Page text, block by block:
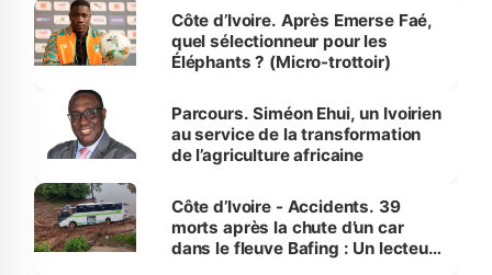
Côte d’Ivoire. Après Emerse Faé,
quel sélectionneur pour les
Éléphants ? (Micro-trottoir)
Parcours. Siméon Ehui, un Ivoirien
au service de la transformation
de l’agriculture africaine
Côte d’Ivoire - Accidents. 39
morts après la chute d’un car
dans le fleuve Bafing : Un lecteur